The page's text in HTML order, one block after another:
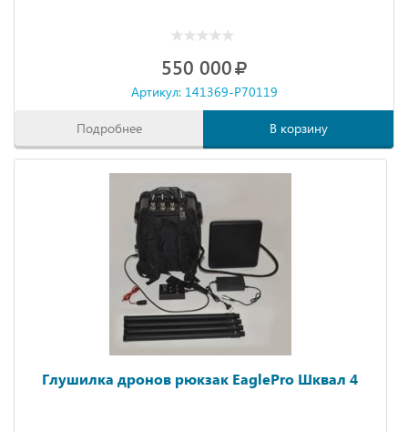
550 000
Артикул: 141369-P70119
Подробнее В корзину
Глушилка дронов рюкзак EaglePro Шквал 4